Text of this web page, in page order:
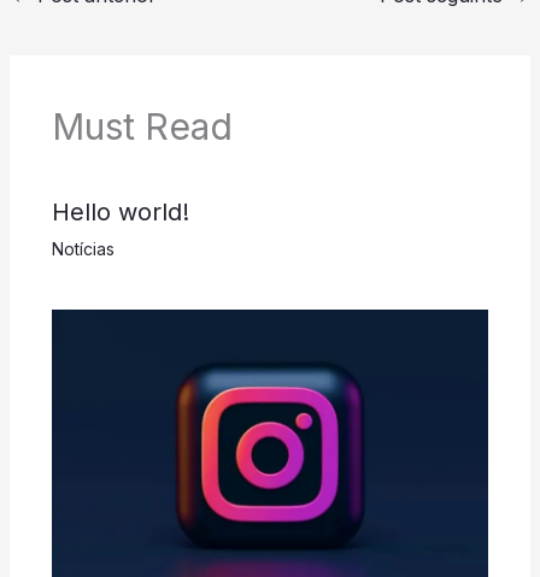
Must Read
Hello world!
Notícias